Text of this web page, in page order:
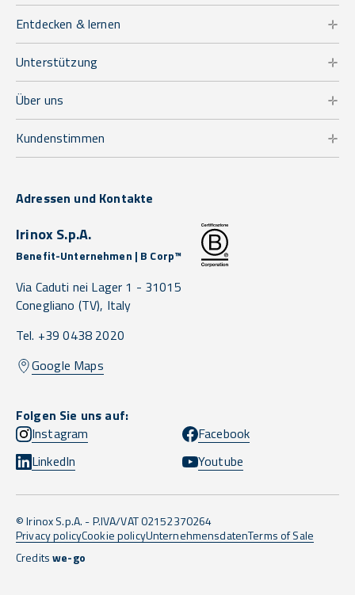
Entdecken & lernen
Unterstützung
Über uns
Kundenstimmen
Adressen und Kontakte
Irinox S.p.A.
Benefit-Unternehmen | B Corp™
Via Caduti nei Lager 1 - 31015
Conegliano (TV), Italy
Tel. +39 0438 2020
Google Maps
Folgen Sie uns auf:
Instagram
Facebook
LinkedIn
Youtube
© Irinox S.p.A. - P.IVA/VAT 02152370264
Privacy policyCookie policyUnternehmensdatenTerms of Sale
Creditswe-go